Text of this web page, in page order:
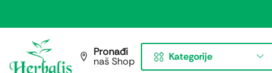
Pronađi
naš Shop Kategorije